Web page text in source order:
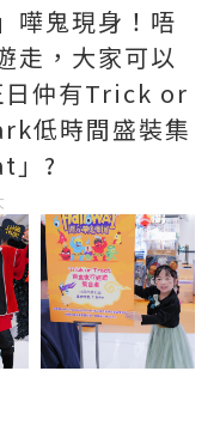
嘩鬼現身！唔
走，大家可以
日仲有Trick or
低時間盛裝集
」?